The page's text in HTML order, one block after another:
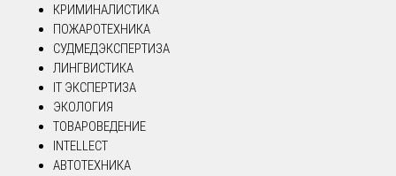
КРИМИНАЛИСТИКА
ПОЖАРОТЕХНИКА
СУДМЕДЭКСПЕРТИЗА
ЛИНГВИСТИКА
IT ЭКСПЕРТИЗА
ЭКОЛОГИЯ
ТОВАРОВЕДЕНИЕ
INTELLECT
АВТОТЕХНИКА